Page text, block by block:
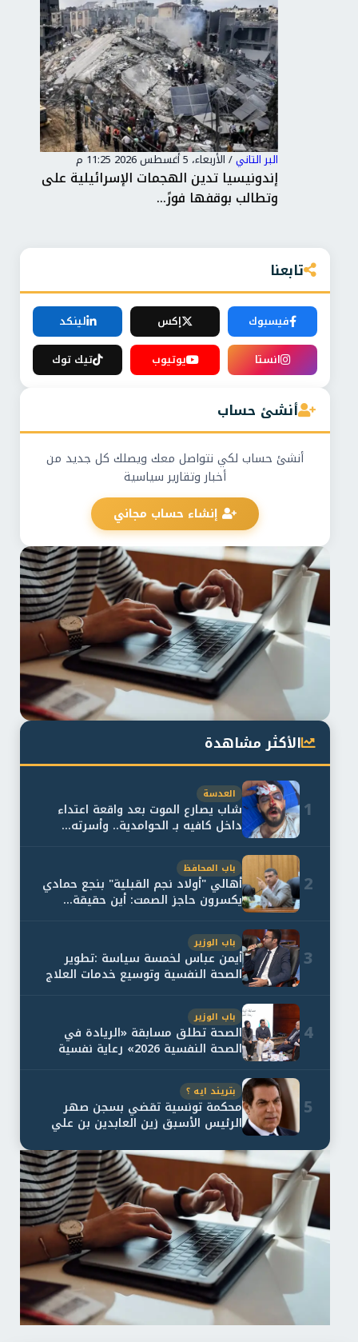
البر التاني/الأربعاء، 5 أغسطس 2026 11:25 م
إندونيسيا تدين الهجمات الإسرائيلية على غزة
وتطالب بوقفها فورً...
تابعنا
فيسبوك إكس
لينكد
انستا
يوتيوب تيك توك
أنشئ حساب
أنشئ حساب لكي نتواصل معك ويصلك كل جديد من
أخبار وتقارير سياسية
إنشاء حساب مجاني
الأكثر مشاهدة
1
العدسة
شاب يصارع الموت بعد واقعة اعتداء
داخل كافيه بـ الحوامدية.. وأسرته...
2
باب المحافظ
أهالي "أولاد نجم القبلية" بنجع حمادي
يكسرون حاجز الصمت: أين حقيقة...
3
باب الوزير
أيمن عباس لخمسة سياسة :تطوير
الصحة النفسية وتوسيع خدمات العلاج
4
باب الوزير
الصحة تطلق مسابقة «الريادة في
الصحة النفسية 2026» رعاية نفسية
5
بتريند ايه ؟
محكمة تونسية تقضي بسجن صهر
الرئيس الأسبق زين العابدين بن علي